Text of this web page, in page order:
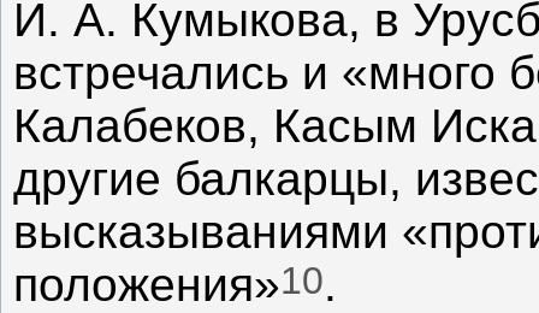
И. А. Кумыкова, в
встречались и «много
Калабеков, Касым
другие балкарцы,
высказываниями
положения»10.